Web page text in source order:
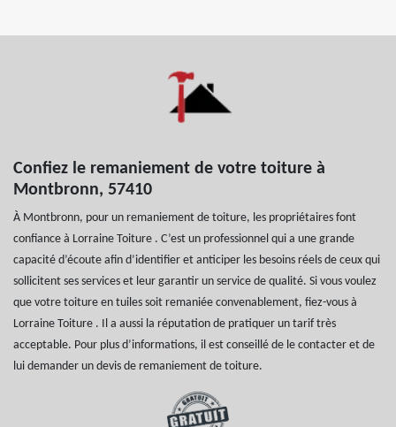
Confiez le remaniement de votre toiture à
Montbronn, 57410
À Montbronn, pour un remaniement de toiture, les propriétaires font
confiance à Lorraine Toiture . C’est un professionnel qui a une grande
capacité d’écoute afin d’identifier et anticiper les besoins réels de ceux qui
sollicitent ses services et leur garantir un service de qualité. Si vous voulez
que votre toiture en tuiles soit remaniée convenablement, fiez-vous à
Lorraine Toiture . Il a aussi la réputation de pratiquer un tarif très
acceptable. Pour plus d’informations, il est conseillé de le contacter et de
lui demander un devis de remaniement de toiture.